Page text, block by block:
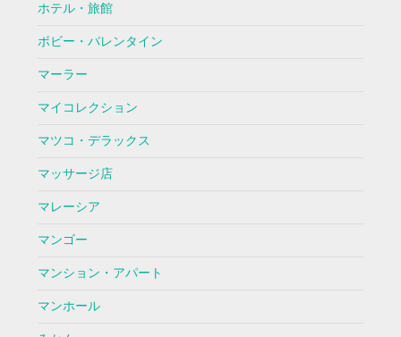
ホテル・旅館
ボビー・バレンタイン
マーラー
マイコレクション
マツコ・デラックス
マッサージ店
マレーシア
マンゴー
マンション・アパート
マンホール